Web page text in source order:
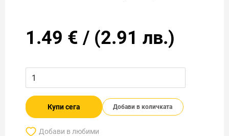
1.49 € / (2.91 лв.)
Купи сега Добави в количката
Добави в любими